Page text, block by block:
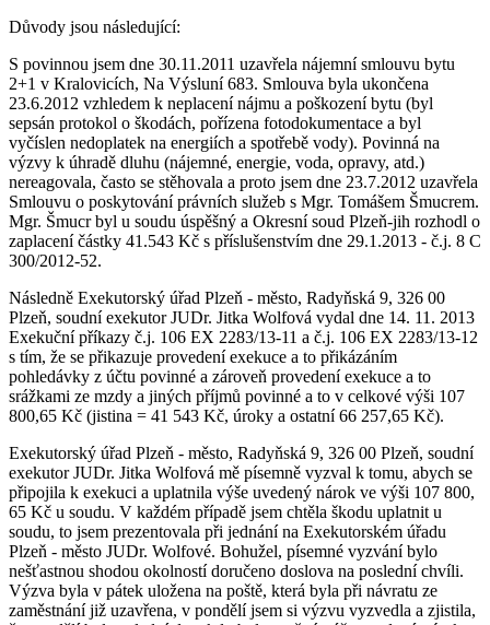
Důvody jsou následující:
S povinnou jsem dne 30.11.2011 uzavřela nájemní smlouvu bytu
2+1 v Kralovicích, Na Výsluní 683. Smlouva byla ukončena
23.6.2012 vzhledem k neplacení nájmu a poškození bytu (byl
sepsán protokol o škodách, pořízena fotodokumentace a byl
vyčíslen nedoplatek na energiích a spotřebě vody). Povinná na
výzvy k úhradě dluhu (nájemné, energie, voda, opravy, atd.)
nereagovala, často se stěhovala a proto jsem dne 23.7.2012 uzavřela
Smlouvu o poskytování právních služeb s Mgr. Tomášem Šmucrem.
Mgr. Šmucr byl u soudu úspěšný a Okresní soud Plzeň-jih rozhodl o
zaplacení částky 41.543 Kč s příslušenstvím dne 29.1.2013 - č.j. 8 C
300/2012-52.
Následně Exekutorský úřad Plzeň - město, Radyňská 9, 326 00
Plzeň, soudní exekutor JUDr. Jitka Wolfová vydal dne 14. 11. 2013
Exekuční příkazy č.j. 106 EX 2283/13-11 a č.j. 106 EX 2283/13-12
s tím, že se přikazuje provedení exekuce a to přikázáním
pohledávky z účtu povinné a zároveň provedení exekuce a to
srážkami ze mzdy a jiných příjmů povinné a to v celkové výši 107
800,65 Kč (jistina = 41 543 Kč, úroky a ostatní 66 257,65 Kč).
Exekutorský úřad Plzeň - město, Radyňská 9, 326 00 Plzeň, soudní
exekutor JUDr. Jitka Wolfová mě písemně vyzval k tomu, abych se
připojila k exekuci a uplatnila výše uvedený nárok ve výši 107 800,
65 Kč u soudu. V každém případě jsem chtěla škodu uplatnit u
soudu, to jsem prezentovala při jednání na Exekutorském úřadu
Plzeň - město JUDr. Wolfové. Bohužel, písemné vyzvání bylo
nešťastnou shodou okolností doručeno doslova na poslední chvíli.
Výzva byla v pátek uložena na poště, která byla při návratu ze
zaměstnání již uzavřena, v pondělí jsem si výzvu vyzvedla a zjistila,